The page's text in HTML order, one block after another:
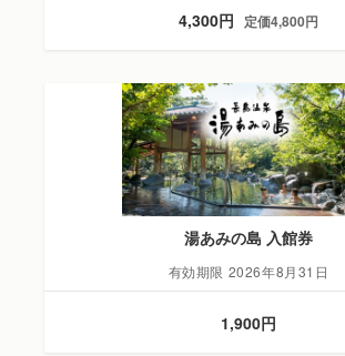
4,300円 定価4,800円
湯あみの島 入館券
有効期限 2026年8月31日
1,900円